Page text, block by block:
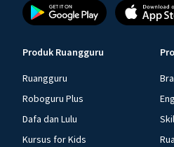
Produk Ruangguru
Ruangguru
Roboguru Plus
Dafa dan Lulu
Kursus for Kids